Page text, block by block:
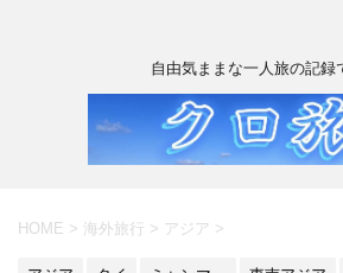
自由気ままな一人旅の記録
HOME > 海外旅行 > アジア >